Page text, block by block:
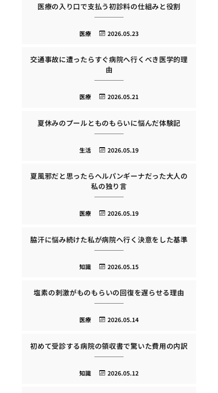
医療の入り口で支払う初診料の仕組みと役割
2026.05.23
医療
交通事故に遭ったらすぐ病院へ行くべき医学的理
由
2026.05.21
医療
夏休みのプールとものもらいに悩んだ体験記
2026.05.19
生活
夏風邪だと思ったらヘルパンギーナだった大人の
私の独り言
2026.05.19
医療
脇汗に悩み続けた私が病院へ行く決意をした基準
2026.05.15
知識
塩素の刺激がものもらいの回復を遅らせる理由
2026.05.14
医療
初めて受診する病院の領収書で驚いた費用の内訳
2026.05.12
知識